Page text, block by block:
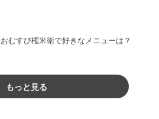
おむすび権米衛で好きなメニューは？
もっと見る